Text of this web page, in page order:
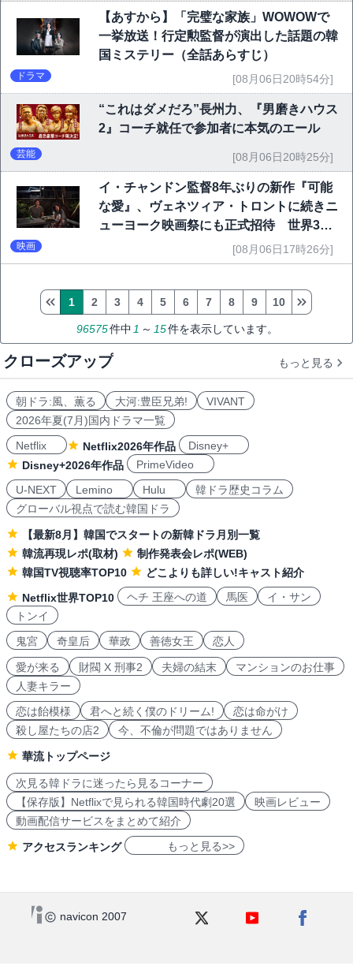
【あすから】「完璧な家族」WOWOWで
一挙放送！行定勲監督が演出した話題の韓
国ミステリー（全話あらすじ）
ドラマ [08月06日20時54分]
“これはダメだろ”長州力、『男磨きハウス
2』コーチ就任で参加者に本気のエール
芸能 [08月06日20時25分]
イ・チャンドン監督8年ぶりの新作『可能
な愛』、ヴェネツィア・トロントに続きニ
ューヨーク映画祭にも正式招待 世界3大
映画祭で快挙｜Netflix映画
映画 [08月06日17時26分]
96575件中 1 ～ 15件を表示しています。
1 2 3 4 5 6 7 8 9 10
クローズアップ もっと見る
朝ドラ:風、薫る 大河:豊臣兄弟!
VIVANT
2026年夏(7月)国内ドラマ一覧
Netflix
Netflix2026年作品
Disney+
Disney+2026年作品
PrimeVideo
U-NEXT
Lemino Hulu
韓ドラ歴史コラム
グローバル視点で読む韓国ドラ
【最新8月】韓国でスタートの新韓ドラ月別一覧
韓流再現レポ(取材)
制作発表会レポ(WEB)
韓国TV視聴率TOP10
どこよりも詳しい!キャスト紹介
Netflix世界TOP10
ヘチ 王座への道 馬医
イ・サン
トンイ
鬼宮
奇皇后 華政 善徳女王 恋人
愛が来る 財閥 X 刑事2 夫婦の結末
マンションのお仕事
人妻キラー
恋は飴模様
君へと続く僕のドリーム!
恋は命がけ
殺し屋たちの店2
今、不倫が問題ではありません
華流トップページ
次見る韓ドラに迷ったら見るコーナー
【保存版】Netflixで見られる韓国時代劇20選
映画レビュー
動画配信サービスをまとめて紹介
アクセスランキング もっと見る>>
navicon 2007